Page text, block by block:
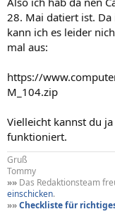
28. Mai datiert ist. Da
kann ich es leider
mal aus:
https://
M_104.zip
Vielleicht kannst du
funktioniert.
Gruß
Tommy
»» Das Redaktionsteam
einschicken.
»»Checkliste für